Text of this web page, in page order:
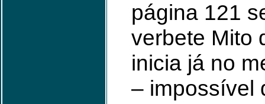
página 121
verbete Mito
inicia já no
– impossível